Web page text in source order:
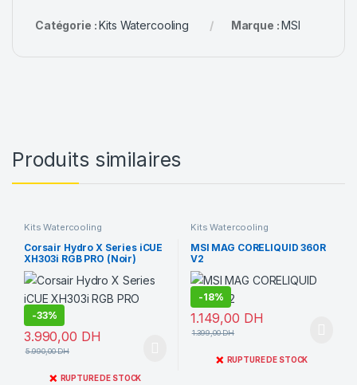
Catégorie :Kits Watercooling Marque :MSI
Produits similaires
Kits Watercooling
Corsair Hydro X Series iCUE
XH303i RGB PRO (Noir)
-33%
3.990,00 DH
5.990,00DH
❌ RUPTURE DE STOCK
Kits Watercooling
MSI MAG CORELIQUID 360R
V2
-18%
1.149,00 DH
1.399,00DH
❌ RUPTURE DE STOCK